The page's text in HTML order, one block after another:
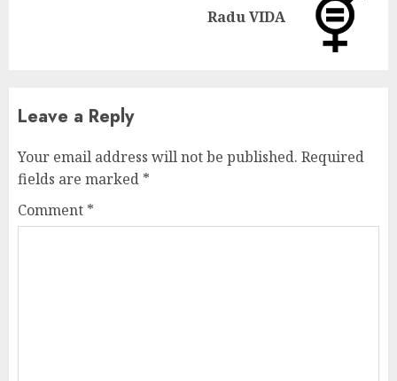
Radu VIDA
Leave a Reply
Your email address will not be published. Required
fields are marked *
Comment *